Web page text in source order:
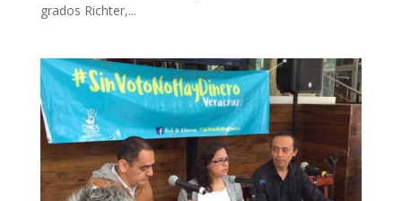
grados Richter,...